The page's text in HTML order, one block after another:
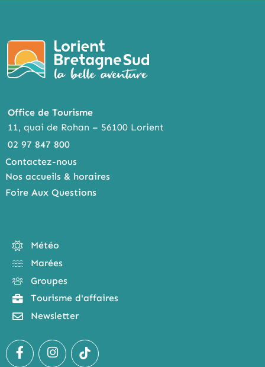
Office de Tourisme
11, quai de Rohan – 56100 Lorient
02 97 847 800
Contactez-nous
Nos accueils & horaires
Foire Aux Questions
Météo
Marées
Groupes
Tourisme d'affaires
Newsletter